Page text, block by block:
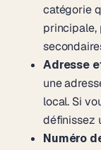
catégorie
principale,
Adresse
une
local. Si
définissez
Numéro